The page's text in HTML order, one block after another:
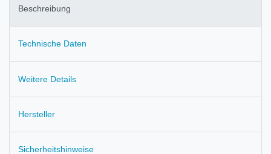
Beschreibung
Technische Daten
Weitere Details
Hersteller
Sicherheitshinweise